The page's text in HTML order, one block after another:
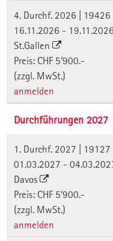
4. Durchf. 2026 | 19426
16.11.2026 - 19.11.2026
St.Gallen
Preis: CHF 5'900.-
(zzgl. MwSt.)
anmelden
Durchführungen 2027
1. Durchf. 2027 | 19127
01.03.2027 -
Davos
Preis: CHF 5'900.-
(zzgl. MwSt.)
anmelden